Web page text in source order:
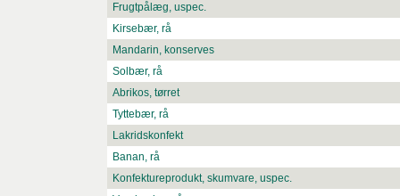
Frugtpålæg, uspec.
Kirsebær, rå
Mandarin, konserves
Solbær, rå
Abrikos, tørret
Tyttebær, rå
Lakridskonfekt
Banan, rå
Konfektureprodukt, skumvare, uspec.